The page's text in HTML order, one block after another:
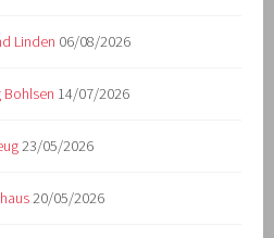
Linden 06/08/2026
Bohlsen 14/07/2026
23/05/2026
20/05/2026